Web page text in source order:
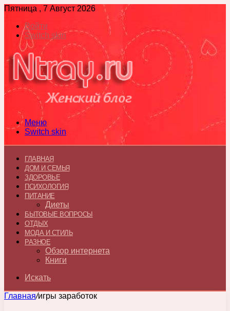
Пятница , 7 Август 2026
Войти
Switch skin
Меню
Switch skin
ГЛАВНАЯ
ДОМ И СЕМЬЯ
ЗДОРОВЬЕ
ПСИХОЛОГИЯ
ПИТАНИЕ
Диеты
БЫТОВЫЕ ВОПРОСЫ
ОТДЫХ
МОДА И СТИЛЬ
РАЗНОЕ
Обзор интернета
Книги
Искать
Главная/игры заработок